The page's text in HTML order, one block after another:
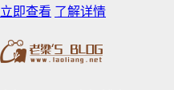
立即查看 了解详情